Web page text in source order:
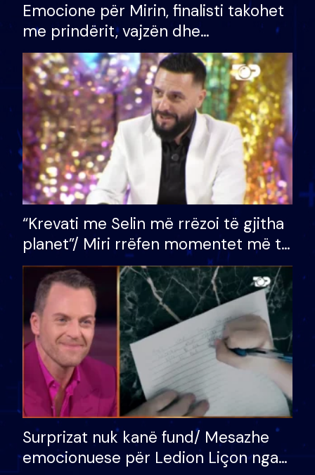
Emocione për Mirin, finalisti takohet
me prindërit, vajzën dhe
bashkëshorten: S’kemi ndonjë letër
divorci apo jo?
“Krevati me Selin më rrëzoi të gjitha
planet”/ Miri rrëfen momentet më të
bukura në shtëpinë e BB VIP: Do më
mungojë zilja e mëngjesit kur…
Surprizat nuk kanë fund/ Mesazhe
emocionuese për Ledion Liçon nga